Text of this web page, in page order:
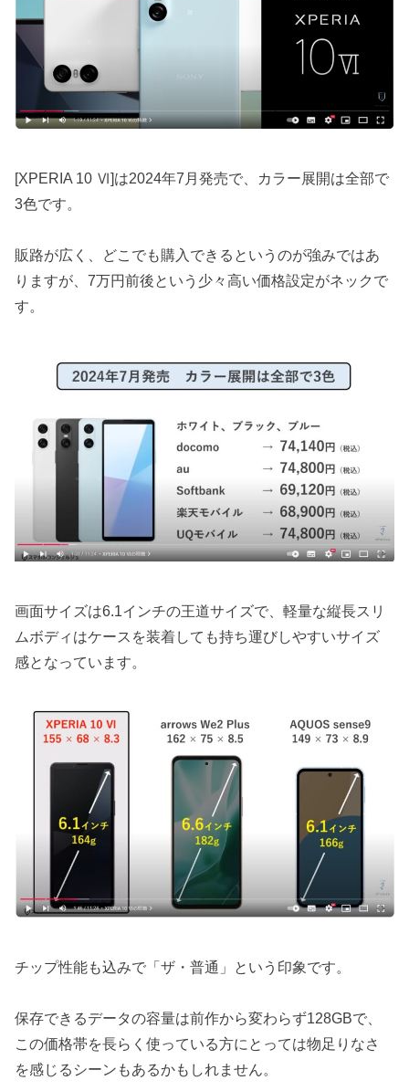
[XPERIA 10 Ⅵ]は2024年7月発売で、カラー展開は全部で
3色です。
販路が広く、どこでも購入できるというのが強みではあ
りますが、7万円前後という少々高い価格設定がネックで
す。
画面サイズは6.1インチの王道サイズで、軽量な縦長スリ
ムボディはケースを装着しても持ち運びしやすいサイズ
感となっています。
チップ性能も込みで「ザ・普通」という印象です。
保存できるデータの容量は前作から変わらず128GBで、
この価格帯を長らく使っている方にとっては物足りなさ
を感じるシーンもあるかもしれません。